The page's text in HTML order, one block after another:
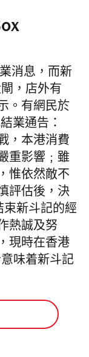
消息，而新
，店外有
。有網民於
業通告：
，本港消費
重影響﹔雖
惟依然敵不
評估後，決
新斗記的經
熱誠及努
現時在香港
味着新斗記